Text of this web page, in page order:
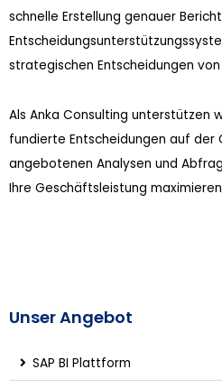
schnelle Erstellung genauer
strategischen Entscheidungen
Als Anka Consulting unterstützen
fundierte Entscheidungen auf der
angebotenen Analysen und
Ihre Geschäftsleistung
Unser Angebot
SAP BI Plattform